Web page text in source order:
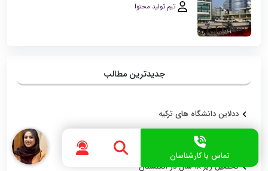
تیم تولید محتوا
جدیدترین مطالب
ددلاین دانشگاه های ترکیه
بیمه دانشجویی در روسیه؛ ضروری یا اختیاری؟
تحصیل زیر ۱۸ سال در انگلستان
تماس با کارشناسان